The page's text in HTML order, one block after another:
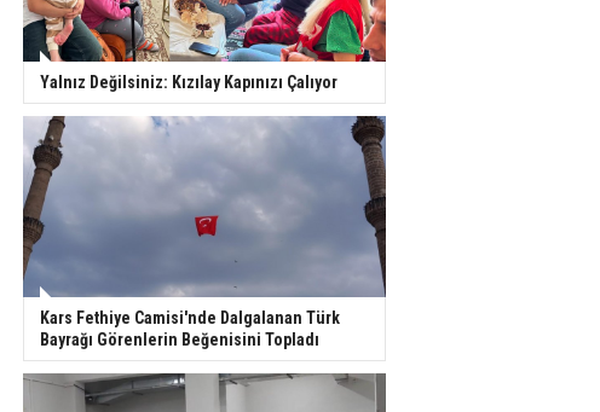
Yalnız Değilsiniz: Kızılay Kapınızı Çalıyor
Kars Fethiye Camisi'nde Dalgalanan Türk
Bayrağı Görenlerin Beğenisini Topladı